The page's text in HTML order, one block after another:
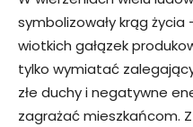
symbolizowały krąg życia
wiotkich gałązek
tylko wymiatać
złe duchy i negatywne
zagrażać mieszkańcom.